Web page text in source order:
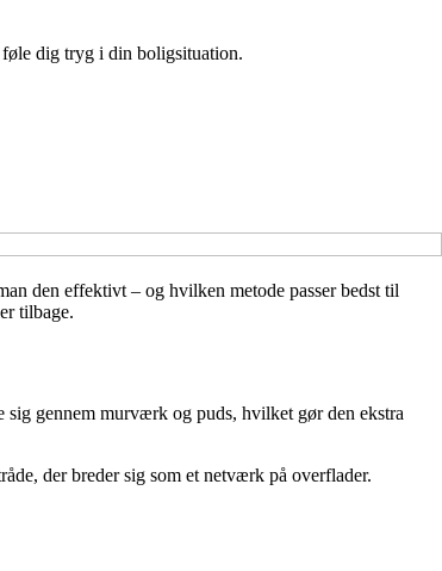
dig tryg i din boligsituation.
den effektivt – og hvilken metode passer bedst til
tilbage.
gennem murværk og puds, hvilket gør den ekstra
der breder sig som et netværk på overflader.